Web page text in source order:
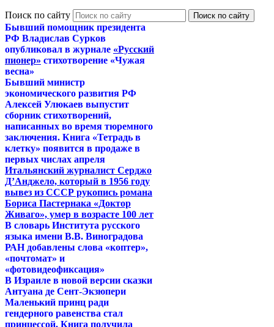
Поиск по сайту
Бывший помощник президента
РФ Владислав Сурков
опубликовал в журнале «Русский
пионер» стихотворение «Чужая
весна»
Бывший министр
экономического развития РФ
Алексей Улюкаев выпустит
сборник стихотворений,
написанных во время тюремного
заключения. Книга «Тетрадь в
клетку» появится в продаже в
первых числах апреля
Итальянский журналист Серджо
Д’Анджело, который в 1956 году
вывез из СССР рукопись романа
Бориса Пастернака «Доктор
Живаго», умер в возрасте 100 лет
В словарь Института русского
языка имени В.В. Виноградова
РАН добавлены слова «коптер»,
«почтомат» и
«фотовидеофиксация»
В Израиле в новой версии сказки
Антуана де Сент-Экзюпери
Маленький принц ради
гендерного равенства стал
принцессой. Книга получила